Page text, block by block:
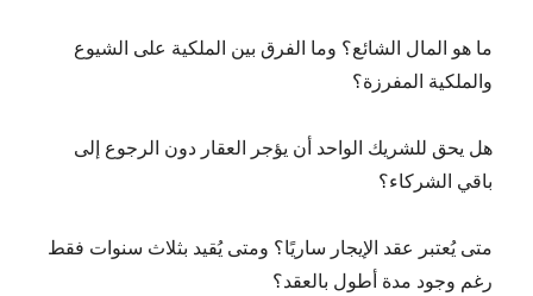
ما هو المال الشائع؟ وما الفرق بين الملكية على الشيوع
والملكية المفرزة؟
هل يحق للشريك الواحد أن يؤجر العقار دون الرجوع إلى
باقي الشركاء؟
متى يُعتبر عقد الإيجار ساريًا؟ ومتى يُقيد بثلاث سنوات فقط
رغم وجود مدة أطول بالعقد؟